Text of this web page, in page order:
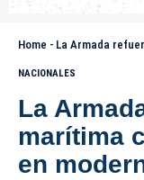
Home - La Armada refuerza
NACIONALES
La
marítima
en